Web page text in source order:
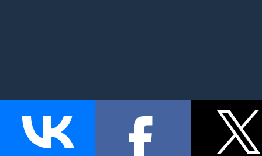
MyMom.ru - Моя мама: все о детях и семье. Семейный